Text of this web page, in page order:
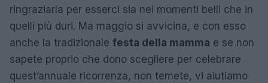
ringraziarla per esserci sia nei momenti belli che in
quelli più duri. Ma maggio si avvicina, e con esso
anche la tradizionale festa della mamma e se non
sapete proprio che dono scegliere per celebrare
quest’annuale ricorrenza, non temete, vi aiutiamo